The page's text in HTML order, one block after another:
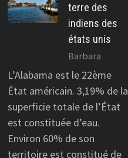
terre des
indiens des
états unis
Barbara
L’Alabama est le 22ème
État américain. 3,19% de la
superficie totale de l’État
est constituée d’eau.
Environ 60% de son
territoire est constitué de